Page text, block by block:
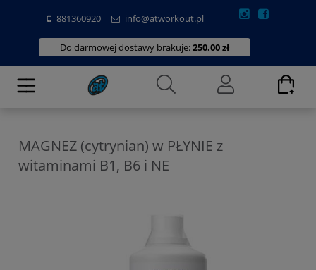
881360920 info@atworkout.pl
Do darmowej dostawy brakuje:250.00 zł
MAGNEZ (cytrynian) w PŁYNIE z
witaminami B1, B6 i NE